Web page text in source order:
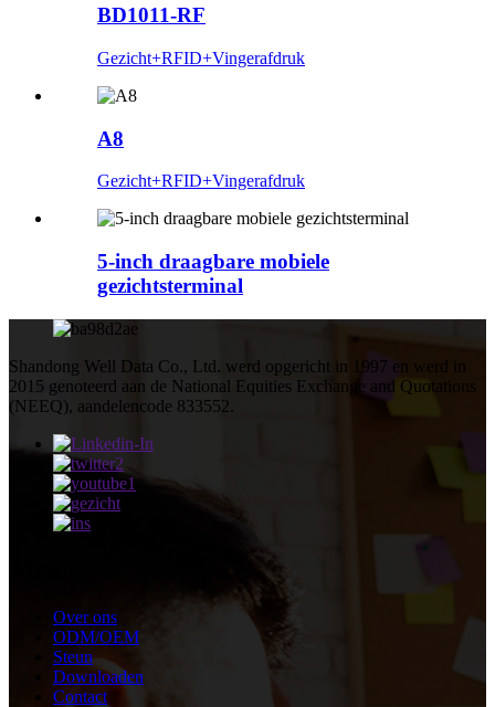
BD1011-RF
Gezicht+RFID+Vingerafdruk
A8
Gezicht+RFID+Vingerafdruk
5-inch draagbare mobiele
gezichtsterminal
Shandong Well Data Co., Ltd. werd opgericht in 1997 en werd in
2015 genoteerd aan de National Equities Exchange and Quotations
(NEEQ), aandelencode 833552.
Over ons
ODM/OEM
Steun
Downloaden
Contact